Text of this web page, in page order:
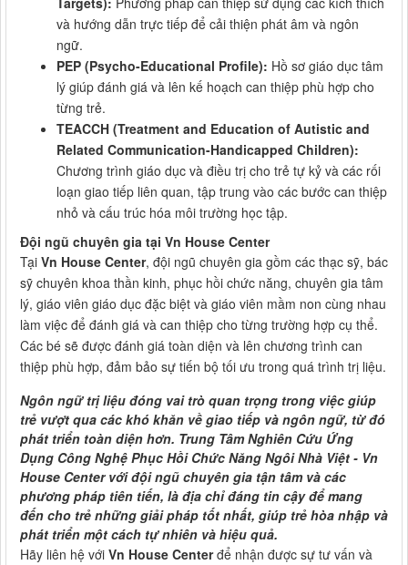
và hướng dẫn trực tiếp để cải thiện phát âm và ngôn
ngữ.
PEP (Psycho-Educational Profile): Hồ sơ giáo dục tâm
lý giúp đánh giá và lên kế hoạch can thiệp phù hợp cho
từng trẻ.
TEACCH (Treatment and Education of Autistic and
Related Communication-Handicapped Children):
Chương trình giáo dục và điều trị cho trẻ tự kỷ và các rối
loạn giao tiếp liên quan, tập trung vào các bước can thiệp
nhỏ và cấu trúc hóa môi trường học tập.
Đội ngũ chuyên gia tại Vn House Center
Tại Vn House Center, đội ngũ chuyên gia gồm các thạc sỹ, bác
sỹ chuyên khoa thần kinh, phục hồi chức năng, chuyên gia tâm
lý, giáo viên giáo dục đặc biệt và giáo viên mầm non cùng nhau
làm việc để đánh giá và can thiệp cho từng trường hợp cụ thể.
Các bé sẽ được đánh giá toàn diện và lên chương trình can
thiệp phù hợp, đảm bảo sự tiến bộ tối ưu trong quá trình trị liệu.
Ngôn ngữ trị liệu đóng vai trò quan trọng trong việc giúp
trẻ vượt qua các khó khăn về giao tiếp và ngôn ngữ, từ đó
phát triển toàn diện hơn. Trung Tâm Nghiên Cứu Ứng
Dụng Công Nghệ Phục Hồi Chức Năng Ngôi Nhà Việt - Vn
House Center với đội ngũ chuyên gia tận tâm và các
phương pháp tiên tiến, là địa chỉ đáng tin cậy để mang
đến cho trẻ những giải pháp tốt nhất, giúp trẻ hòa nhập và
phát triển một cách tự nhiên và hiệu quả.
Hãy liên hệ với Vn House Centerđể nhận được sự tư vấn và